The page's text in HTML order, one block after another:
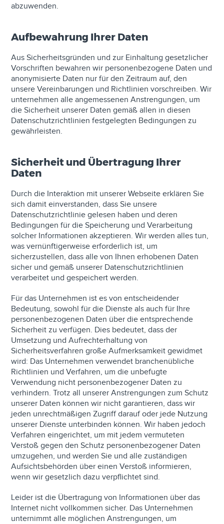
abzuwenden.
Aufbewahrung Ihrer Daten
Aus Sicherheitsgründen und zur Einhaltung gesetzlicher
Vorschriften bewahren wir personenbezogene Daten und
anonymisierte Daten nur für den Zeitraum auf, den
unsere Vereinbarungen und Richtlinien vorschreiben. Wir
unternehmen alle angemessenen Anstrengungen, um
die Sicherheit unserer Daten gemäß allen in diesen
Datenschutzrichtlinien festgelegten Bedingungen zu
gewährleisten.
Sicherheit und Übertragung Ihrer
Daten
Durch die Interaktion mit unserer Webseite erklären Sie
sich damit einverstanden, dass Sie unsere
Datenschutzrichtlinie gelesen haben und deren
Bedingungen für die Speicherung und Verarbeitung
solcher Informationen akzeptieren. Wir werden alles tun,
was vernünftigerweise erforderlich ist, um
sicherzustellen, dass alle von Ihnen erhobenen Daten
sicher und gemäß unserer Datenschutzrichtlinien
verarbeitet und gespeichert werden.
Für das Unternehmen ist es von entscheidender
Bedeutung, sowohl für die Dienste als auch für Ihre
personenbezogenen Daten über die entsprechende
Sicherheit zu verfügen. Dies bedeutet, dass der
Umsetzung und Aufrechterhaltung von
Sicherheitsverfahren große Aufmerksamkeit gewidmet
wird: Das Unternehmen verwendet branchenübliche
Richtlinien und Verfahren, um die unbefugte
Verwendung nicht personenbezogener Daten zu
verhindern. Trotz all unserer Anstrengungen zum Schutz
unserer Daten können wir nicht garantieren, dass wir
jeden unrechtmäßigen Zugriff darauf oder jede Nutzung
unserer Dienste unterbinden können. Wir haben jedoch
Verfahren eingerichtet, um mit jedem vermuteten
Verstoß gegen den Schutz personenbezogener Daten
umzugehen, und werden Sie und alle zuständigen
Aufsichtsbehörden über einen Verstoß informieren,
wenn wir gesetzlich dazu verpflichtet sind.
Leider ist die Übertragung von Informationen über das
Internet nicht vollkommen sicher. Das Unternehmen
unternimmt alle möglichen Anstrengungen, um